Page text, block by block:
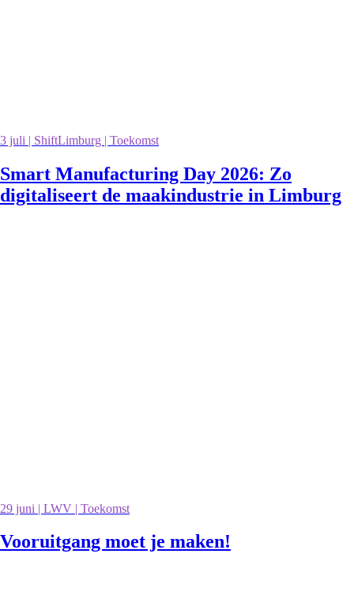
3 juli | ShiftLimburg | Toekomst
Smart Manufacturing Day 2026: Zo
digitaliseert de maakindustrie in Limburg
29 juni | LWV | Toekomst
Vooruitgang moet je maken!